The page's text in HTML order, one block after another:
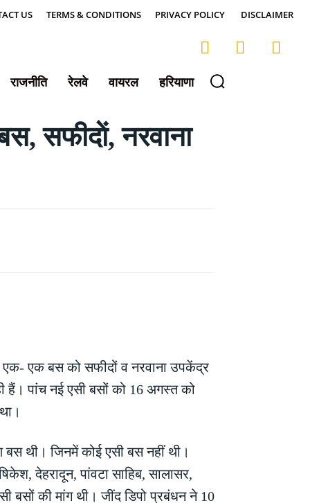
US TERMS & CONDITIONS PRIVACY POLICY DISCLAIMER
राजनीति रेलवे वायरल हरियाणा
सफीदाें, नरवाना
एक बस को सफीदों व नरवाना उपकेंद्र
हैं। पांच नई एसी बसों को 16 अगस्त को
थी। जिनमें कोई एसी बस नहीं थी।
देहरादून, पांवटा साहिब, सालासर,
बसों की मांग थी। जींद डिपो प्रबंधन ने 10